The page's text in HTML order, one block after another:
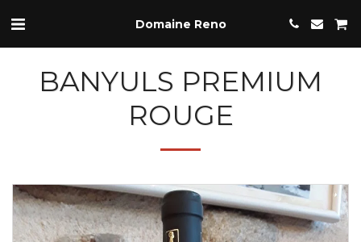
Domaine Reno
BANYULS PREMIUM
ROUGE